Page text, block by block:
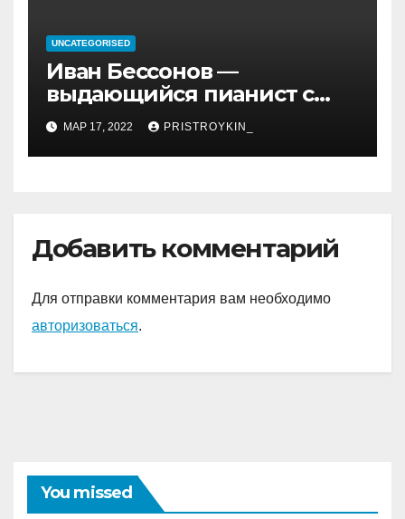
UNCATEGORISED
Иван Бессонов —
выдающийся пианист с
уникальным талантом и
впечатляющими
достижениями
МАР 17, 2022 PRISTROYKIN_
Добавить комментарий
Для отправки комментария вам необходимо
авторизоваться.
You missed